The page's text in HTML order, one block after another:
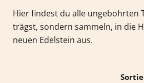
Hier findest du alle ungebohrten
trägst, sondern sammeln, in die
neuen Edelstein aus.